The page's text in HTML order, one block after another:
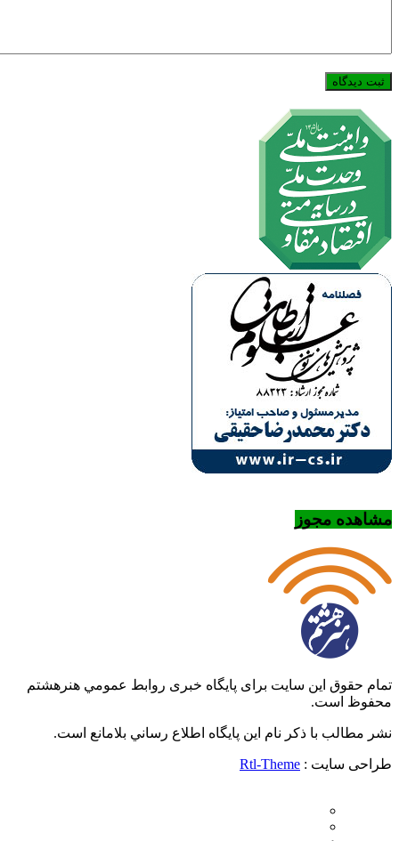
مشاهده مجوز
تمام حقوق این سایت برای پایگاه خبری روابط عمومي هنرهشتم
محفوظ است.
نشر مطالب با ذکر نام اين پايگاه اطلاع رساني بلامانع است.
طراحی سایت : Rtl-Theme